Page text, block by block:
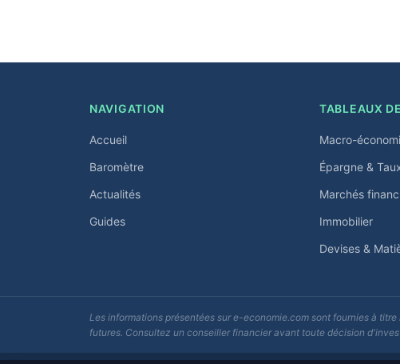
NAVIGATION
Accueil
Baromètre
Actualités
Guides
TABLEAUX
Macro-
Épargne &
Marchés
Immobilier
Devises &
Les informations présentées sur e-economie.com sont fournies à
futures. Consultez un conseiller financier avant toute décision